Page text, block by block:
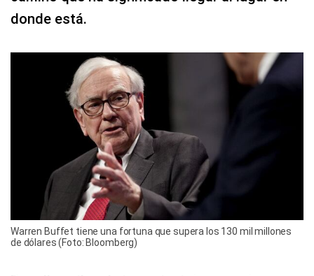
donde está.
Warren Buffet tiene una fortuna que supera los 130 mil millones
de dólares (Foto: Bloomberg)